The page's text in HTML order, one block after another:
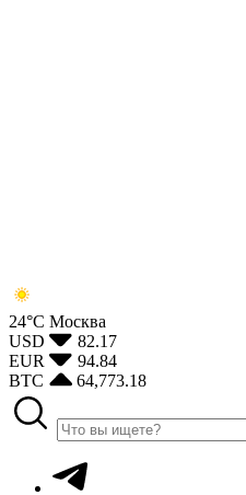
24°С Москва
USD
82.17
EUR
94.84
BTC
64,773.18